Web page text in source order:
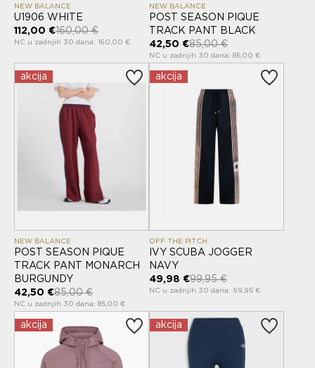
NEW BALANCE
U1906 WHITE
112,00 €160,00 €
NC u zadnjih 30 dana: 160,00 €
NEW BALANCE
POST SEASON PIQUE
TRACK PANT BLACK
42,50 €85,00 €
NC u zadnjih 30 dana: 85,00 €
akcija
NEW BALANCE
POST SEASON PIQUE
TRACK PANT MONARCH
BURGUNDY
42,50 €85,00 €
NC u zadnjih 30 dana: 85,00 €
akcija
OFF THE PITCH
IVY SCUBA JOGGER
NAVY
49,98 €99,95 €
NC u zadnjih 30 dana: 99,95 €
akcija akcija